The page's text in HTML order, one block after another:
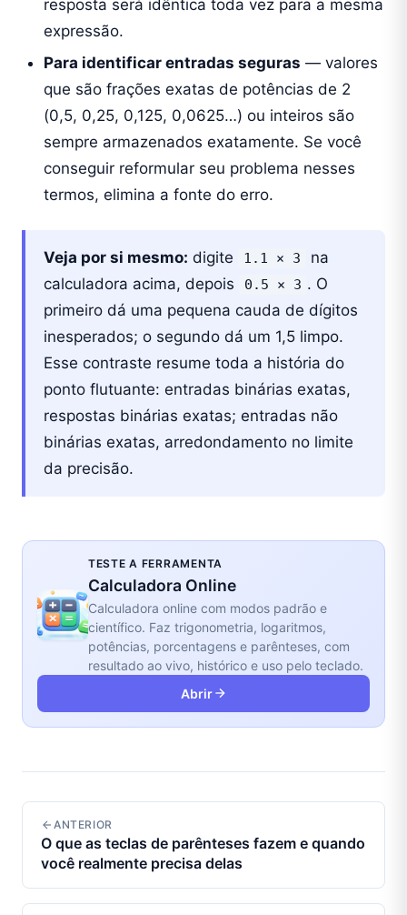
resposta será idêntica toda vez para a mesma
expressão.
Para identificar entradas seguras — valores
que são frações exatas de potências de 2
(0,5, 0,25, 0,125, 0,0625…) ou inteiros são
sempre armazenados exatamente. Se você
conseguir reformular seu problema nesses
termos, elimina a fonte do erro.
Veja por si mesmo: digite 1.1 × 3
na
calculadora acima, depois
0.5 × 3 . O
primeiro dá uma pequena cauda de dígitos
inesperados; o segundo dá um 1,5 limpo.
Esse contraste resume toda a história do
ponto flutuante: entradas binárias exatas,
respostas binárias exatas; entradas não
binárias exatas, arredondamento no limite
da precisão.
TESTE A FERRAMENTA
Calculadora Online
Calculadora online com modos padrão e
científico. Faz trigonometria, logaritmos,
potências, porcentagens e parênteses, com
resultado ao vivo, histórico e uso pelo teclado.
Abrir
ANTERIOR
O que as teclas de parênteses fazem e quando
você realmente precisa delas